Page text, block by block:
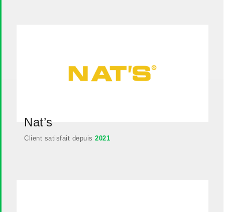
Nat’s
Client satisfait depuis 2021